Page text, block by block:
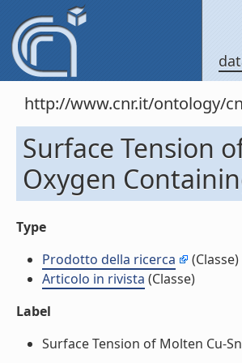
http://www.cnr.it/ontology/
Surface Tension
Oxygen
Type
Prodotto della ricerca
(Classe)
Articolo in rivista (Classe)
Label
Surface Tension of Molten Cu-